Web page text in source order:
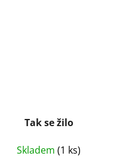
Tak se žilo
Skladem (1 ks)